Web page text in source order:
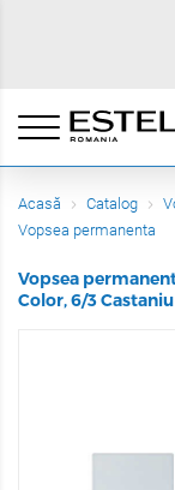
Acasă Catalog
Vopsea permanenta
Vopsea
Color, 6/3